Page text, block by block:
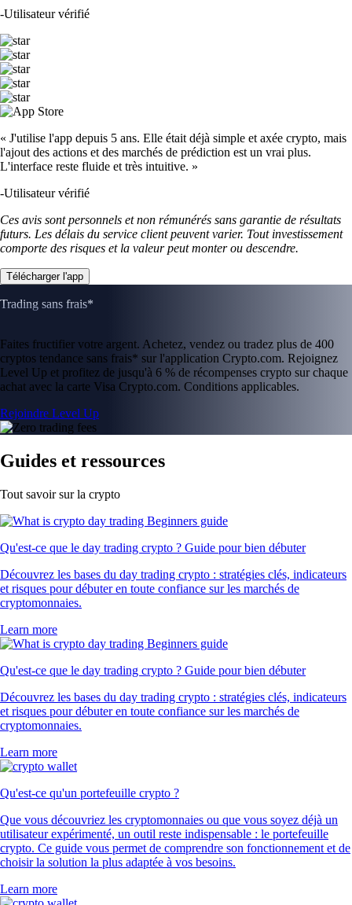
-Utilisateur vérifié
« J'utilise l'app depuis 5 ans. Elle était déjà simple et axée crypto, mais
l'ajout des actions et des marchés de prédiction est un vrai plus.
L'interface reste fluide et très intuitive. »
-Utilisateur vérifié
Ces avis sont personnels et non rémunérés sans garantie de résultats
futurs. Les délais du service client peuvent varier. Tout investissement
comporte des risques et la valeur peut monter ou descendre.
Télécharger l'app
Trading sans frais*
Faites fructifier votre argent. Achetez, vendez ou tradez plus de 400
cryptos tendance sans frais* sur l'application Crypto.com. Rejoignez
Level Up et profitez de jusqu'à 6 % de récompenses crypto sur chaque
achat avec la carte Visa Crypto.com. Conditions applicables.
Rejoindre Level Up
Guides et ressources
Tout savoir sur la crypto
Qu'est-ce que le day trading crypto ? Guide pour bien débuter
Découvrez les bases du day trading crypto : stratégies clés, indicateurs
et risques pour débuter en toute confiance sur les marchés de
cryptomonnaies.
Learn more
Qu'est-ce que le day trading crypto ? Guide pour bien débuter
Découvrez les bases du day trading crypto : stratégies clés, indicateurs
et risques pour débuter en toute confiance sur les marchés de
cryptomonnaies.
Learn more
Qu'est-ce qu'un portefeuille crypto ?
Que vous découvriez les cryptomonnaies ou que vous soyez déjà un
utilisateur expérimenté, un outil reste indispensable : le portefeuille
crypto. Ce guide vous permet de comprendre son fonctionnement et de
choisir la solution la plus adaptée à vos besoins.
Learn more